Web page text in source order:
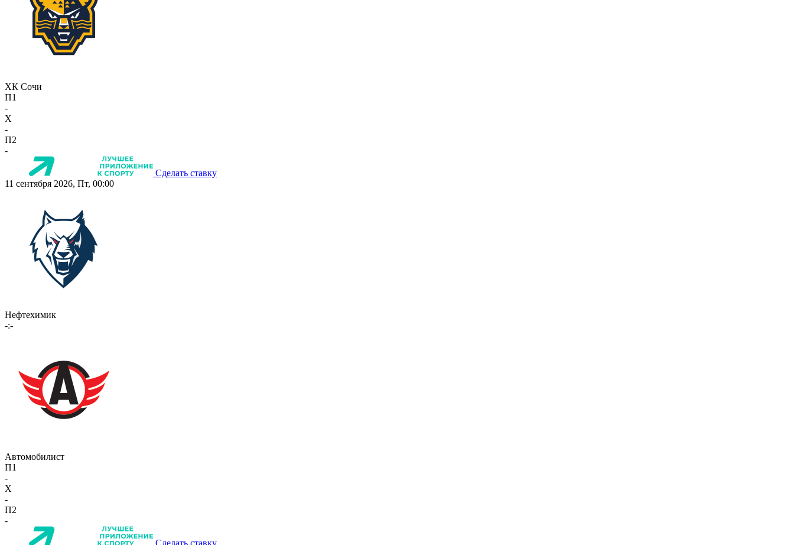
ХК Сочи
П1
-
X
-
П2
-
Сделать ставку
11 сентября 2026, Пт, 00:00
Нефтехимик
-:-
Автомобилист
П1
-
X
-
П2
-
Сделать ставку